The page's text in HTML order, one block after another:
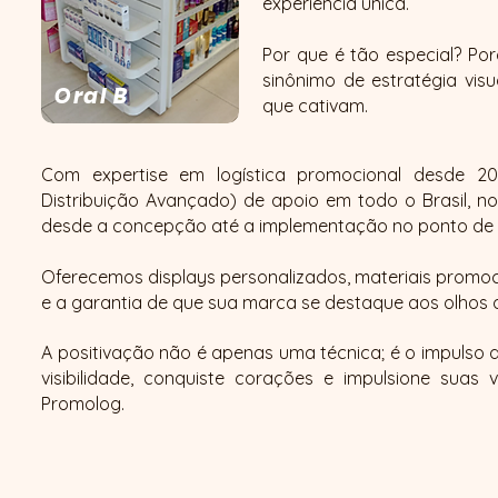
Oral B
Por que é tão especial?
sinônimo de estratégia
que cativam.​
Com expertise em logística promocional desde
Distribuição Avançado) de apoio em todo o Brasil,
desde a concepção até a implementação no ponto de
Oferecemos displays personalizados, materiais
e a garantia de que sua marca se destaque aos olhos
A positivação não é apenas uma técnica; é o impulso
visibilidade, conquiste corações e impulsione
Promolog.